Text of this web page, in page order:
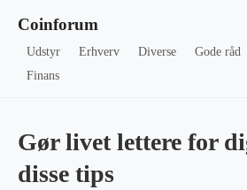
Coinforum
Udstyr Erhverv Diverse Gode råd
Finans
Gør livet lettere for
disse tips